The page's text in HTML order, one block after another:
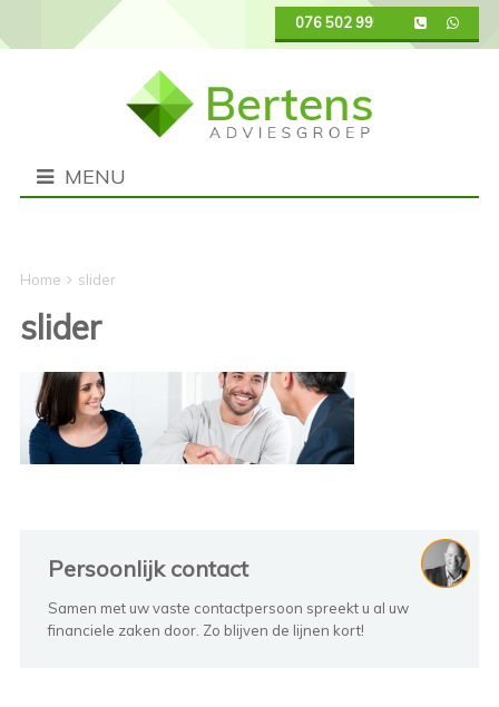
076 502 9950
MENU
slider
slider
Persoonlijk contact
Samen met uw vaste contactpersoon spreekt u al uw
financiele zaken door. Zo blijven de lijnen kort!